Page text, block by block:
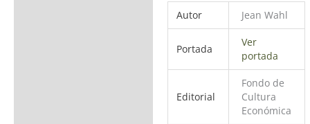
Autor Jean Wahl
Portada
Ver
portada
Editorial
Fondo de
Cultura
Económica